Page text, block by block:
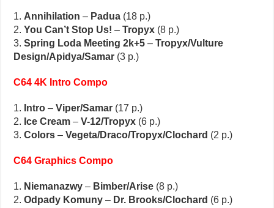
1. Annihilation – Padua (18 p.)
2.You Can’t Stop Us! –Tropyx (8 p.)
3.Spring Loda Meeting 2k+5 –Tropyx/Vulture
Design/Apidya/Samar (3 p.)
C64 4K Intro Compo
1. Intro –Viper/Samar (17 p.)
2. Ice Cream –V-12/Tropyx (6 p.)
3.Colors –Vegeta/Draco/Tropyx/Clochard (2 p.)
C64 Graphics Compo
1. Niemanazwy – Bimber/Arise (8 p.)
2.Odpady Komuny – Dr. Brooks/Clochard (6 p.)